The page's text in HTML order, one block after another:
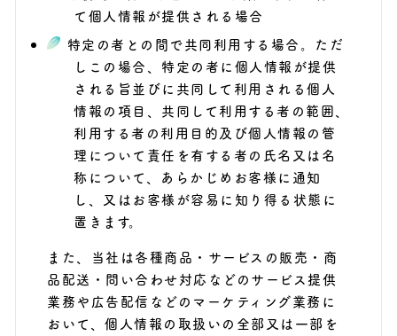
て個人情報が提供される場合
特定の者との間で共同利用する場合。ただ
しこの場合、特定の者に個人情報が提供
される旨並びに共同して利用される個人
情報の項目、共同して利用する者の範囲、
利用する者の利用目的及び個人情報の管
理について責任を有する者の氏名又は名
称について、あらかじめお客様に通知
し、又はお客様が容易に知り得る状態に
置きます。
また、当社は各種商品・サービスの販売・商
品配送・問い合わせ対応などのサービス提供
業務や広告配信などのマーケティング業務に
おいて、個人情報の取扱いの全部又は一部を